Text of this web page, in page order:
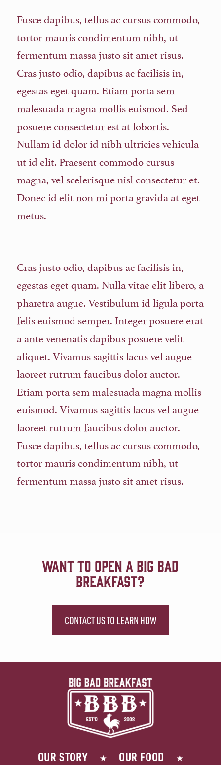
Fusce dapibus, tellus ac cursus commodo,
tortor mauris condimentum nibh, ut
fermentum massa justo sit amet risus.
Cras justo odio, dapibus ac facilisis in,
egestas eget quam. Etiam porta sem
malesuada magna mollis euismod. Sed
posuere consectetur est at lobortis.
Nullam id dolor id nibh ultricies vehicula
ut id elit. Praesent commodo cursus
magna, vel scelerisque nisl consectetur et.
Donec id elit non mi porta gravida at eget
metus.
Cras justo odio, dapibus ac facilisis in,
egestas eget quam. Nulla vitae elit libero, a
pharetra augue. Vestibulum id ligula porta
felis euismod semper. Integer posuere erat
a ante venenatis dapibus posuere velit
aliquet. Vivamus sagittis lacus vel augue
laoreet rutrum faucibus dolor auctor.
Etiam porta sem malesuada magna mollis
euismod. Vivamus sagittis lacus vel augue
laoreet rutrum faucibus dolor auctor.
Fusce dapibus, tellus ac cursus commodo,
tortor mauris condimentum nibh, ut
fermentum massa justo sit amet risus.
Want to open a Big Bad
Breakfast?
CONTACT US TO LEARN HOW
OUR STORY OUR FOOD